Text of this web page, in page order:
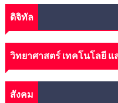
ดิจิทัล
วิทยาศาสตร์ เทคโนโลยี
สังคม